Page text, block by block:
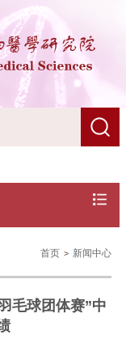
首页 新闻中心
毛球团体赛”中